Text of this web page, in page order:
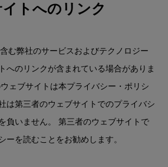
トへのリンク
む弊社のサービスおよびテクノロジー
へのリンクが含まれている場合がありま
ェブサイトは本プライバシー・ポリシ
は第三者のウェブサイトでのプライバシ
負いません。 第三者のウェブサイトで
ーを読むことをお勧めします。